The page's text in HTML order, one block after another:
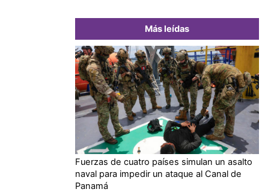
Más leídas
Fuerzas de cuatro países simulan un asalto
naval para impedir un ataque al Canal de
Panamá